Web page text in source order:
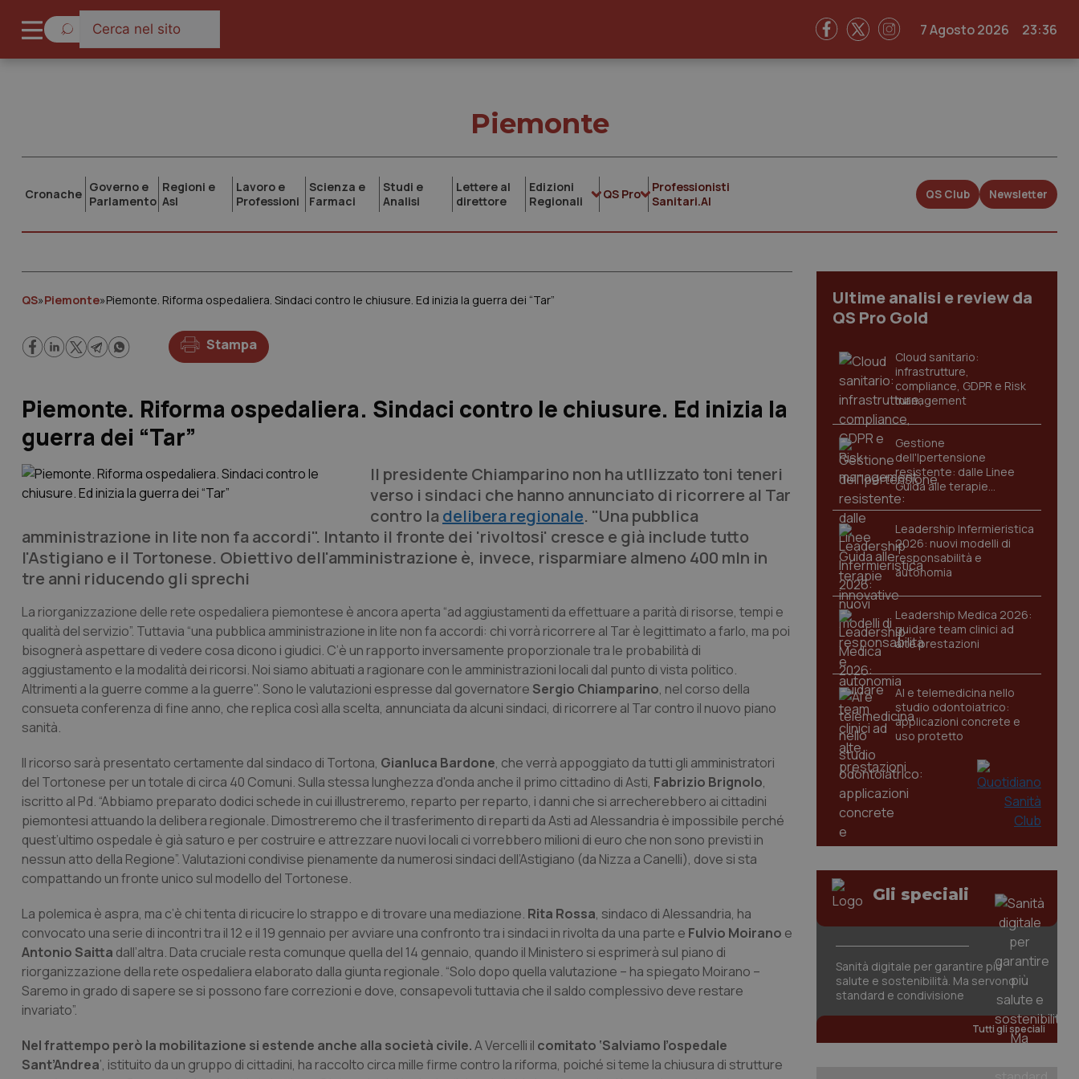
7 Agosto 2026 23:36
Piemonte
Cronache Governo e
Parlamento
Regioni e
Asl
Lavoro e
Professioni
Scienza e
Farmaci
Studi e
Analisi
Lettere al
direttore
Edizioni
Regionali
QS Pro
Professionisti
Sanitari.AI
QS Club Newsletter
QS»Piemonte»Piemonte. Riforma ospedaliera. Sindaci contro le chiusure. Ed inizia la guerra dei “Tar”
Stampa
Piemonte. Riforma ospedaliera. Sindaci contro le chiusure. Ed inizia la
guerra dei “Tar”
Il presidente Chiamparino non ha utllizzato toni teneri
verso i sindaci che hanno annunciato di ricorrere al Tar
contro la delibera regionale. "Una pubblica
amministrazione in lite non fa accordi". Intanto il fronte dei 'rivoltosi' cresce e già include tutto
l'Astigiano e il Tortonese. Obiettivo dell'amministrazione è, invece, risparmiare almeno 400 mln in
tre anni riducendo gli sprechi
La riorganizzazione delle rete ospedaliera piemontese è ancora aperta “ad aggiustamenti da effettuare a parità di risorse, tempi e
qualità del servizio”. Tuttavia “una pubblica amministrazione in lite non fa accordi: chi vorrà ricorrere al Tar è legittimato a farlo, ma poi
bisognerà aspettare di vedere cosa dicono i giudici. C’è un rapporto inversamente proporzionale tra le probabilità di
aggiustamento e la modalità dei ricorsi. Noi siamo abituati a ragionare con le amministrazioni locali dal punto di vista politico.
Altrimenti a la guerre comme a la guerre". Sono le valutazioni espresse dal governatore Sergio Chiamparino, nel corso della
consueta conferenza di fine anno, che replica così alla scelta, annunciata da alcuni sindaci, di ricorrere al Tar contro il nuovo piano
sanità.
Il ricorso sarà presentato certamente dal sindaco di Tortona, Gianluca Bardone, che verrà appoggiato da tutti gli amministratori
del Tortonese per un totale di circa 40 Comuni. Sulla stessa lunghezza d'onda anche il primo cittadino di Asti, Fabrizio Brignolo,
iscritto al Pd. “Abbiamo preparato dodici schede in cui illustreremo, reparto per reparto, i danni che si arrecherebbero ai cittadini
piemontesi attuando la delibera regionale. Dimostreremo che il trasferimento di reparti da Asti ad Alessandria è impossibile perché
quest’ultimo ospedale è già saturo e per costruire e attrezzare nuovi locali ci vorrebbero milioni di euro che non sono previsti in
nessun atto della Regione”. Valutazioni condivise pienamente da numerosi sindaci dell’Astigiano (da Nizza a Canelli), dove si sta
compattando un fronte unico sul modello del Tortonese.
La polemica è aspra, ma c’è chi tenta di ricucire lo strappo e di trovare una mediazione. Rita Rossa, sindaco di Alessandria, ha
convocato una serie di incontri tra il 12 e il 19 gennaio per avviare una confronto tra i sindaci in rivolta da una parte e Fulvio Moirano e
Antonio Saitta dall’altra. Data cruciale resta comunque quella del 14 gennaio, quando il Ministero si esprimerà sul piano di
riorganizzazione della rete ospedaliera elaborato dalla giunta regionale. “Solo dopo quella valutazione – ha spiegato Moirano –
Saremo in grado di sapere se si possono fare correzioni e dove, consapevoli tuttavia che il saldo complessivo deve restare
invariato”.
Nel frattempo però la mobilitazione si estende anche alla società civile.A Vercelli il comitato ‘Salviamo l’ospedale
Sant’Andrea’, istituito da un gruppo di cittadini, ha raccolto circa mille firme contro la riforma, poiché si teme la chiusura di strutture
Ultime analisi e review da
QS Pro Gold
Cloud sanitario:
infrastrutture,
compliance, GDPR e Risk
management
Gestione
dell'Ipertensione
resistente: dalle Linee
Guida alle terapie
innovative
Leadership Infermieristica
2026: nuovi modelli di
responsabilità e
autonomia
Leadership Medica 2026:
guidare team clinici ad
alte prestazioni
AI e telemedicina nello
studio odontoiatrico:
applicazioni concrete e
uso protetto
Gli speciali
Sanità digitale per garantire più
salute e sostenibilità. Ma servono
standard e condivisione
Tutti gli speciali